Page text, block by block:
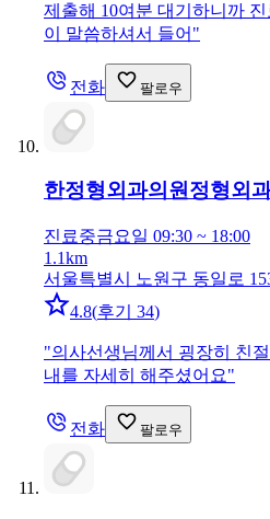
제출해 10여분 대기하니까
이 말씀하셔서 들어 "
전화 팔로우
한정형외과의원정형외
진료중금요일 09:30 ~ 18:00
1.1km
서울특별시 노원구 동일로
4.8(후기 34)
"의사선생님께서 굉장히 친
내를 자세히 해주셨어요"
전화 팔로우